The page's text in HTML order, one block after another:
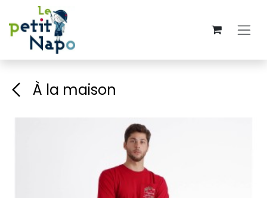
Se rendre au contenu
À la maison